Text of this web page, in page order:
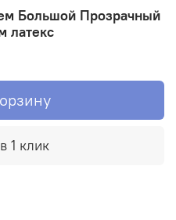
Большой Прозрачный
латекс
1 клик